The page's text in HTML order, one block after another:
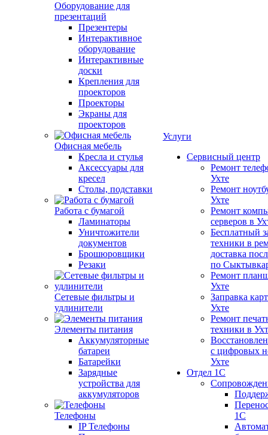
Оборудование для
презентаций
Презентеры
Интерактивное
оборудование
Интерактивные
доски
Крепления для
проекторов
Проекторы
Экраны для
проекторов
Офисная мебель
Кресла и стулья
Аксессуары для
кресел
Столы, подставки
Работа с бумагой
Ламинаторы
Уничтожители
документов
Брошюровщики
Резаки
Сетевые фильтры и
удлинители
Элементы питания
Аккумуляторные
батареи
Батарейки
Зарядные
устройства для
аккумуляторов
Телефоны
IP Телефоны
Услуги
Сервисный центр
Ремонт
Ухте
Ремонт
Ухте
Ремонт
серверов в
Бесплатный
техники в
доставка
по
Ремонт
Ухте
Заправка
Ухте
Ремонт
техники в
с цифровых
Ухте
Отдел 1С
1С